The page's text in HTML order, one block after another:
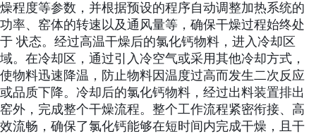
燥程度等参数，并根据预设的程序自动调整加热系统的
功率、窑体的转速以及通风量等，确保干燥过程始终处
于 状态。经过高温干燥后的氯化钙物料，进入冷却区
域。在冷却区，通过引入冷空气或采用其他冷却方式，
使物料迅速降温，防止物料因温度过高而发生二次反应
或品质下降。冷却后的氯化钙物料，经过出料装置排出
窑外，完成整个干燥流程。整个工作流程紧密衔接、高
效流畅，确保了氯化钙能够在短时间内完成干燥，且干